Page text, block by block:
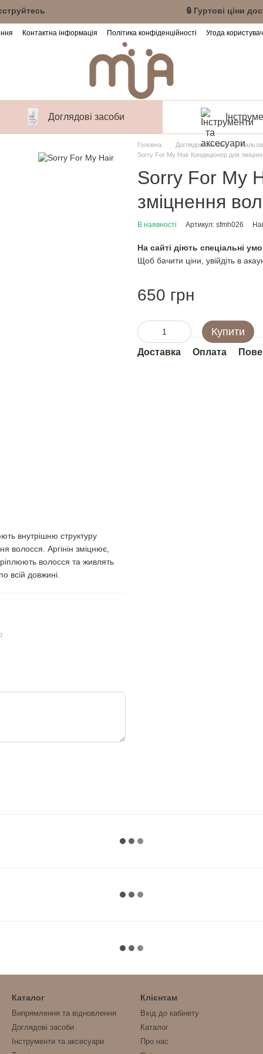
або зареєструйтесь 🔒 Гуртові ціни
Контактна інформація Політика конфіденційності Угода
Доглядові засоби
внутрішню структуру
волосся. Аргінін зміцнює,
волосся та живлять
всій довжині.
Головна Доглядові засоби
Sorry For My Hair Кондиціонер для
Sorry For My
зміцнення
В наявності Артикул: sfmh026
На сайті діють спеціальні
Щоб бачити ціни, увійдіть в
650 грн
Купити
Доставка Оплата
Каталог
Випрямлення та відновлення
Доглядові засоби
Інструменти та аксесуари
Клієнтам
Вхід до кабінету
Каталог
Про нас